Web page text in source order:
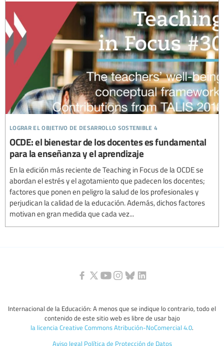
lograr el objetivo de desarrollo sostenible 4
OCDE: el bienestar de los docentes es fundamental
para la enseñanza y el aprendizaje
En la edición más reciente de Teaching in Focus de la OCDE se
abordan el estrés y el agotamiento que padecen los docentes;
factores que ponen en peligro la salud de los profesionales y
perjudican la calidad de la educación. Además, dichos factores
motivan en gran medida que cada vez...
Internacional de la Educación: A menos que se indique lo contrario, todo el
contenido de este sitio web es libre de usar bajo
la licencia Creative Commons Atribución-NoComercial 4.0.
Aviso legal Política de Protección de Datos